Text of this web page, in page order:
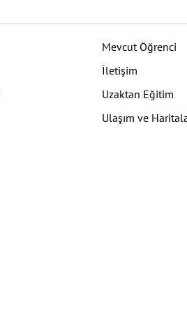
Mevcut Öğrenci
İletişim
Uzaktan Eğitim
Ulaşım ve